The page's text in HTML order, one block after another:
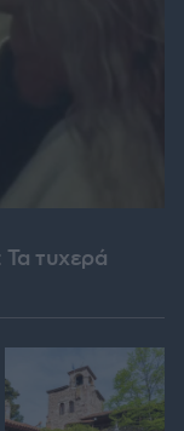
τυχερά